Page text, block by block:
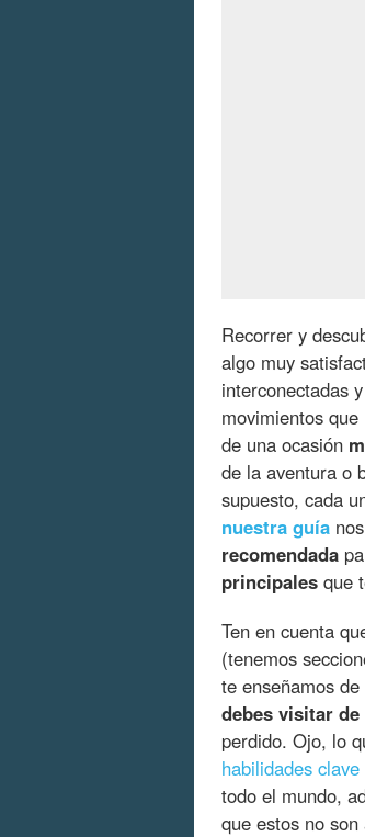
Recorrer y
algo muy
interconectadas
movimientos
de una ocasión
de la aventura o
supuesto, cada
nuestra guía
recomendada
principales que
Ten en cuenta
(tenemos
te enseñamos
debes visitar
perdido. Ojo, lo
habilidades clave
todo el mundo,
que estos no